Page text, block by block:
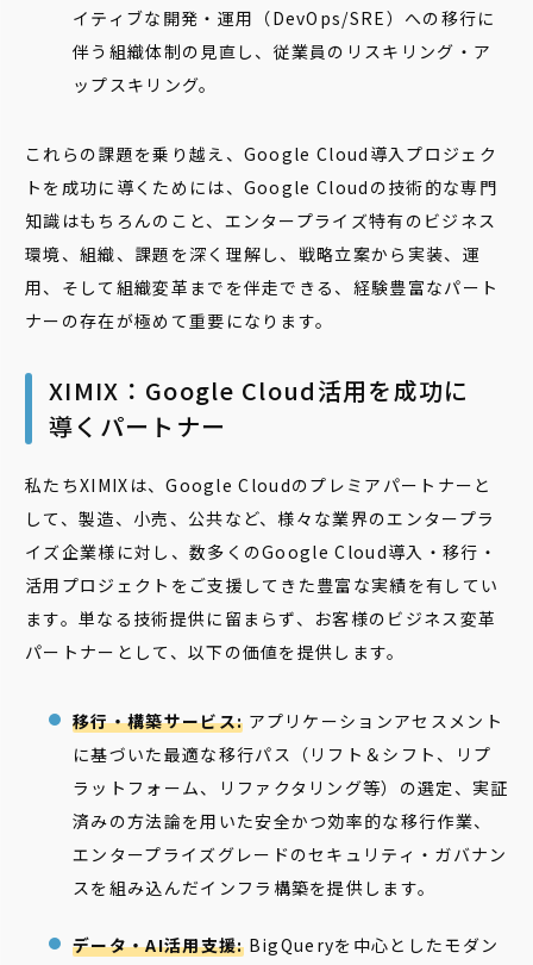
イティブな開発・運用（DevOps/SRE）への移行に
伴う組織体制の見直し、従業員のリスキリング・ア
ップスキリング。
これらの課題を乗り越え、Google Cloud導入プロジェク
トを成功に導くためには、Google Cloudの技術的な専門
知識はもちろんのこと、エンタープライズ特有のビジネス
環境、組織、課題を深く理解し、戦略立案から実装、運
用、そして組織変革までを伴走できる、経験豊富なパート
ナーの存在が極めて重要になります。
XIMIX：Google Cloud活用を成功に
導くパートナー
私たちXIMIXは、Google Cloudのプレミアパートナーと
して、製造、小売、公共など、様々な業界のエンタープラ
イズ企業様に対し、数多くのGoogle Cloud導入・移行・
活用プロジェクトをご支援してきた豊富な実績を有してい
ます。単なる技術提供に留まらず、お客様のビジネス変革
パートナーとして、以下の価値を提供します。
移行・構築サービス: アプリケーションアセスメント
に基づいた最適な移行パス（リフト＆シフト、リプ
ラットフォーム、リファクタリング等）の選定、実証
済みの方法論を用いた安全かつ効率的な移行作業、
エンタープライズグレードのセキュリティ・ガバナン
スを組み込んだインフラ構築を提供します。
データ・AI活用支援:BigQueryを中心としたモダン